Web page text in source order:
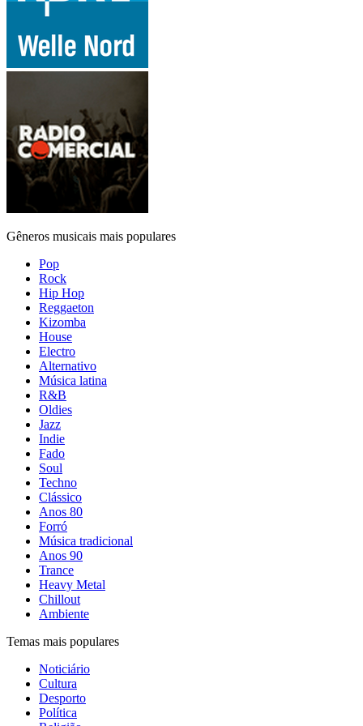
Gêneros musicais mais populares
Pop
Rock
Hip Hop
Reggaeton
Kizomba
House
Electro
Alternativo
Música latina
R&B
Oldies
Jazz
Indie
Fado
Soul
Techno
Clássico
Anos 80
Forró
Música tradicional
Anos 90
Trance
Heavy Metal
Chillout
Ambiente
Temas mais populares
Noticiário
Cultura
Desporto
Política